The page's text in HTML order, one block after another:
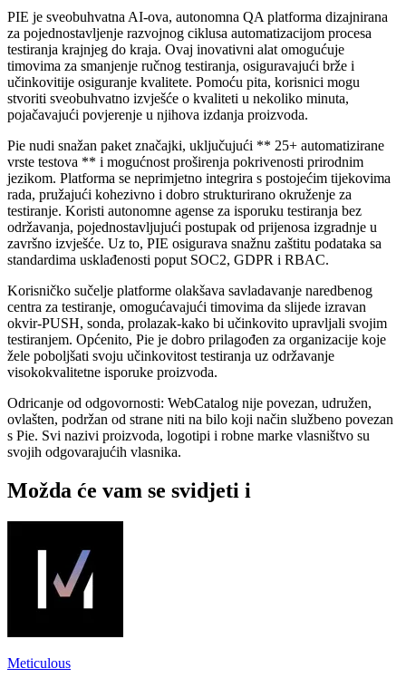
PIE je sveobuhvatna AI-ova, autonomna QA platforma dizajnirana
za pojednostavljenje razvojnog ciklusa automatizacijom procesa
testiranja krajnjeg do kraja. Ovaj inovativni alat omogućuje
timovima za smanjenje ručnog testiranja, osiguravajući brže i
učinkovitije osiguranje kvalitete. Pomoću pita, korisnici mogu
stvoriti sveobuhvatno izvješće o kvaliteti u nekoliko minuta,
pojačavajući povjerenje u njihova izdanja proizvoda.
Pie nudi snažan paket značajki, uključujući ** 25+ automatizirane
vrste testova ** i mogućnost proširenja pokrivenosti prirodnim
jezikom. Platforma se neprimjetno integrira s postojećim tijekovima
rada, pružajući kohezivno i dobro strukturirano okruženje za
testiranje. Koristi autonomne agense za isporuku testiranja bez
održavanja, pojednostavljujući postupak od prijenosa izgradnje u
završno izvješće. Uz to, PIE osigurava snažnu zaštitu podataka sa
standardima usklađenosti poput SOC2, GDPR i RBAC.
Korisničko sučelje platforme olakšava savladavanje naredbenog
centra za testiranje, omogućavajući timovima da slijede izravan
okvir-PUSH, sonda, prolazak-kako bi učinkovito upravljali svojim
testiranjem. Općenito, Pie je dobro prilagođen za organizacije koje
žele poboljšati svoju učinkovitost testiranja uz održavanje
visokokvalitetne isporuke proizvoda.
Odricanje od odgovornosti: WebCatalog nije povezan, udružen,
ovlašten, podržan od strane niti na bilo koji način službeno povezan
s Pie. Svi nazivi proizvoda, logotipi i robne marke vlasništvo su
svojih odgovarajućih vlasnika.
Možda će vam se svidjeti i
Meticulous